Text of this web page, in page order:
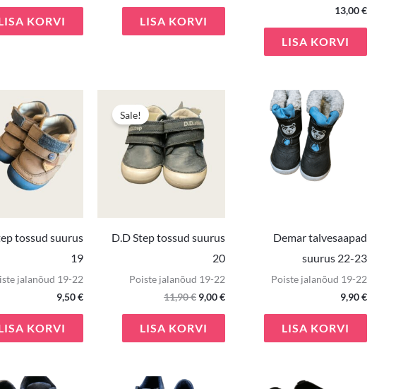
KORVI LISA KORVI
13,00€
LISA KORVI
tossud suurus
19
jalanõud 19-22
9,50€
KORVI
Sale!
D.D Step tossud suurus
20
Poiste jalanõud 19-22
11,90€
hind
oli:
11,90 €.
9,00€
LISA KORVI
Demar talvesaapad
suurus 22-23
Poiste jalanõud 19-22
9,90€
LISA KORVI